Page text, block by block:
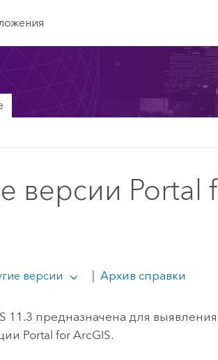
версии Portal
версии | Архив справки
11.3 предназначена для
Portal for ArcGIS.